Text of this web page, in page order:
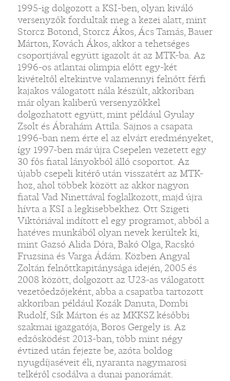
1995-ig dolgozott a KSI-ben, olyan kiváló
versenyzők fordultak meg a kezei alatt, mint
Storcz Botond, Storcz Ákos, Ács Tamás, Bauer
Márton, Kovách Ákos, akkor a tehetséges
csoportjával együtt igazolt át az MTK-ba. Az
1996-os atlantai olimpia előtt egy-két
kivételtől eltekintve valamennyi felnőtt férfi
kajakos válogatott nála készült, akkoriban
már olyan kaliberű versenyzőkkel
dolgozhatott együtt, mint például Gyulay
Zsolt és Ábrahám Attila. Sajnos a csapata
1996-ban nem érte el az elvárt eredményeket,
így 1997-ben már újra Csepelen vezetett egy
30 fős fiatal lányokból álló csoportot. Az
újabb csepeli kitérő után visszatért az MTK-
hoz, ahol többek között az akkor nagyon
fiatal Vad Ninettával foglalkozott, majd újra
hívta a KSI a legkisebbekhez. Ott Szigeti
Viktóriával indított el egy programot, abból a
hatéves munkából olyan nevek kerültek ki,
mint Gazsó Alida Dóra, Bakó Olga, Racskó
Fruzsina és Varga Ádám. Közben Angyal
Zoltán felnőttkapitánysága idején, 2005 és
2008 között, dolgozott az U23-as válogatott
vezetőedzőjeként, abba a csapatba tartozott
akkoriban például Kozák Danuta, Dombi
Rudolf, Sík Márton és az MKKSZ későbbi
szakmai igazgatója, Boros Gergely is. Az
edzősködést 2013-ban, több mint négy
évtized után fejezte be, azóta boldog
nyugdíjaséveit éli, nyaranta nagymarosi
telkéről csodálva a dunai panorámát.